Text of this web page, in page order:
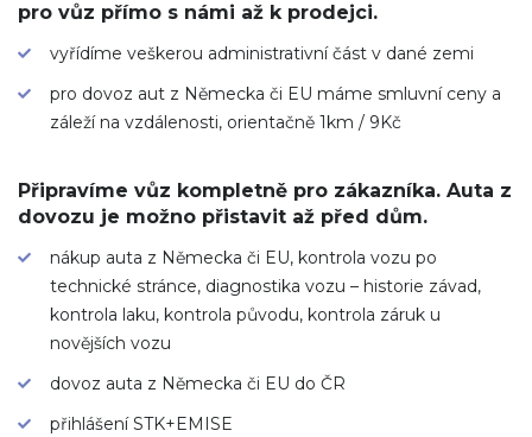
pro vůz přímo s námi až k prodejci.
vyřídíme veškerou administrativní část v dané zemi
pro dovoz aut z Německa či EU máme smluvní ceny a
záleží na vzdálenosti, orientačně 1km / 9Kč
Připravíme vůz kompletně pro zákazníka. Auta z
dovozu je možno přistavit až před dům.
nákup auta z Německa či EU, kontrola vozu po
technické stránce, diagnostika vozu – historie závad,
kontrola laku, kontrola původu, kontrola záruk u
novějších vozu
dovoz auta z Německa či EU do ČR
přihlášení STK+EMISE